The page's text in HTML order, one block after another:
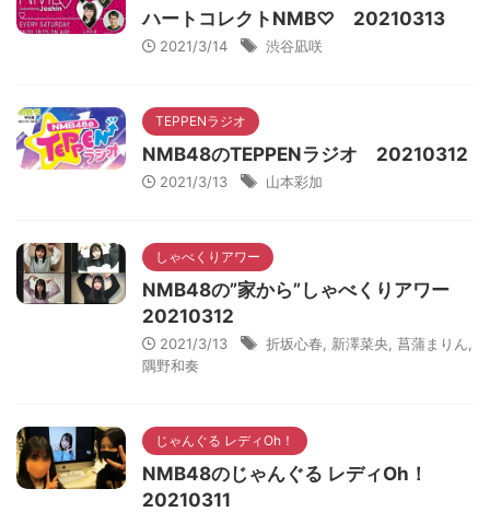
ハートコレクトNMB♡ 20210313
2021/3/14 渋谷凪咲
TEPPENラジオ
NMB48のTEPPENラジオ 20210312
2021/3/13 山本彩加
しゃべくりアワー
NMB48の”家から”しゃべくりアワー
20210312
2021/3/13 折坂心春 新澤菜央 菖蒲まりん
隅野和奏
じゃんぐる レディOh！
NMB48のじゃんぐる レディOh！
20210311